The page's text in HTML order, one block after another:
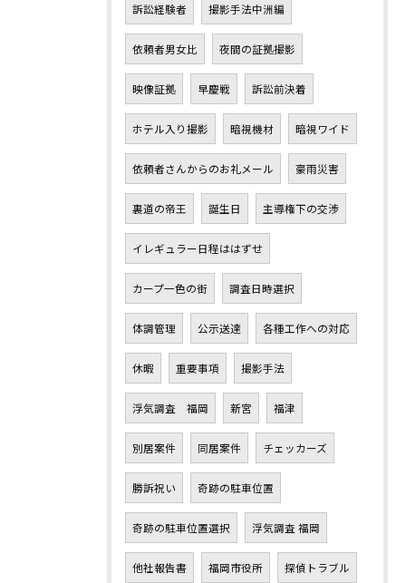
訴訟経験者 撮影手法中洲編
依頼者男女比 夜間の証拠撮影
映像証拠 早慶戦 訴訟前決着
ホテル入り撮影 暗視機材 暗視ワイド
依頼者さんからのお礼メール 豪雨災害
裏道の帝王 誕生日 主導権下の交渉
イレギュラー日程ははずせ
カープ一色の街 調査日時選択
体調管理 公示送達 各種工作への対応
休暇 重要事項 撮影手法
浮気調査 福岡 新宮 福津
別居案件 同居案件 チェッカーズ
勝訴祝い 奇跡の駐車位置
奇跡の駐車位置選択 浮気調査 福岡
他社報告書 福岡市役所 探偵トラブル